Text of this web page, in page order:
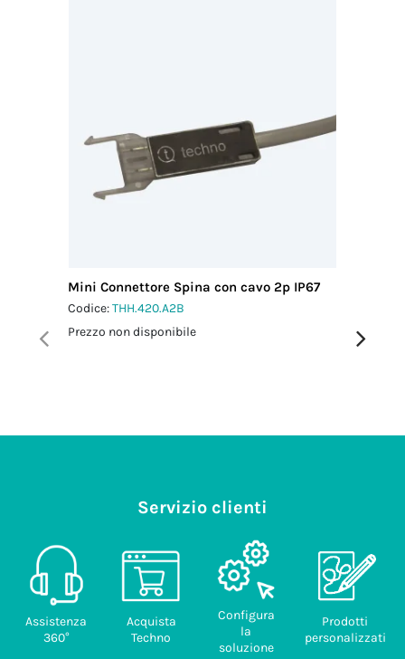
Mini Connettore Spina con cavo 2p IP67
Codice:THH.420.A2B
Prezzo non disponibile
Prezzo
Servizio clienti
Assistenza
360°
Acquista
Techno
Configura
la
soluzione
Prodotti
personalizzati